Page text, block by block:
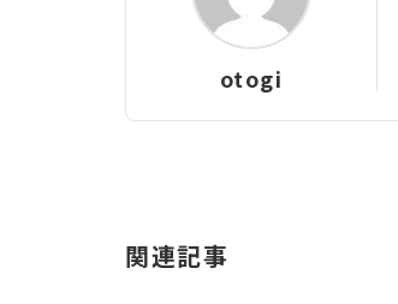
otogi
関連記事